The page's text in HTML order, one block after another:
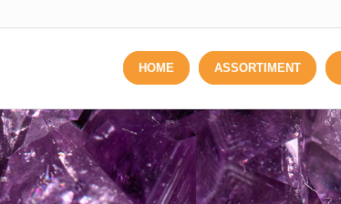
HOME ASSORTIMENT